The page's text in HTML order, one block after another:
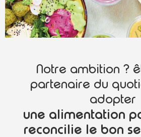
Notre ambition ?
partenaire du
adopter
une alimentation
reconcilie le bon